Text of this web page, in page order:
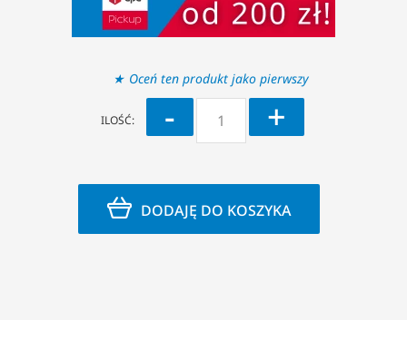
Oceń ten produkt jako pierwszy
ILOŚĆ: - +
DODAJĘ DO KOSZYKA